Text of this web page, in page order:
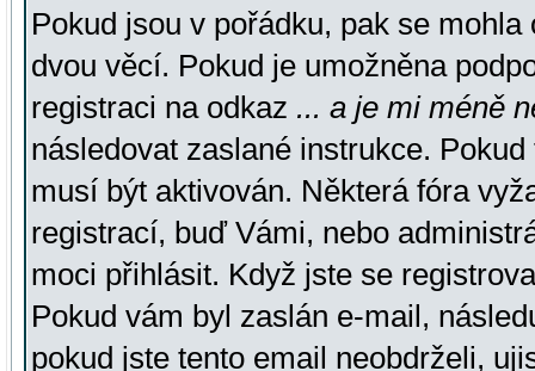
Pokud jsou v pořádku, pak se
dvou věcí. Pokud je umožněna
registraci na odkaz ... a je mi méně
následovat zaslané instrukce.
musí být aktivován. Některá fóra
registrací, buď Vámi, nebo
moci přihlásit. Když jste se
Pokud vám byl zaslán e-mail,
pokud jste tento email neobdrželi,